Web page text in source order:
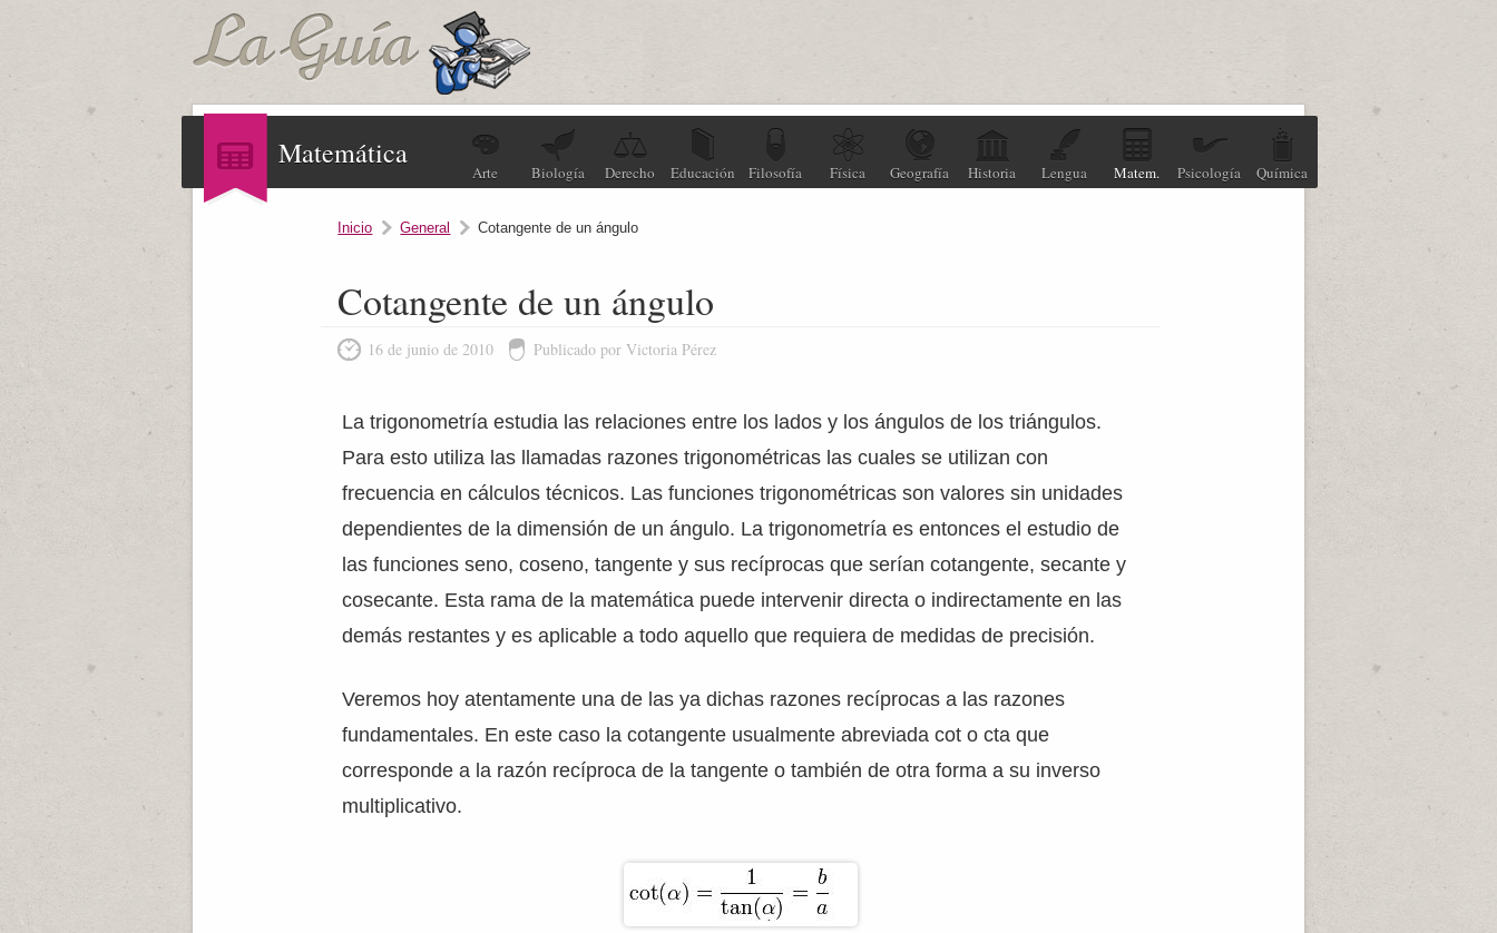
Matemática
Arte Biología Derecho Educación Filosofía Física Geografía Historia Lengua Matem. Psicología Química
Inicio General Cotangente de un ángulo
Cotangente de un ángulo
16 de junio de 2010 Publicado por Victoria Pérez
La trigonometría estudia las relaciones entre los lados y los ángulos de los triángulos.
Para esto utiliza las llamadas razones trigonométricas las cuales se utilizan con
frecuencia en cálculos técnicos. Las funciones trigonométricas son valores sin unidades
dependientes de la dimensión de un ángulo. La trigonometría es entonces el estudio de
las funciones seno, coseno, tangente y sus recíprocas que serían cotangente, secante y
cosecante. Esta rama de la matemática puede intervenir directa o indirectamente en las
demás restantes y es aplicable a todo aquello que requiera de medidas de precisión.
Veremos hoy atentamente una de las ya dichas razones recíprocas a las razones
fundamentales. En este caso la cotangente usualmente abreviada cot o cta que
corresponde a la razón recíproca de la tangente o también de otra forma a su inverso
multiplicativo.